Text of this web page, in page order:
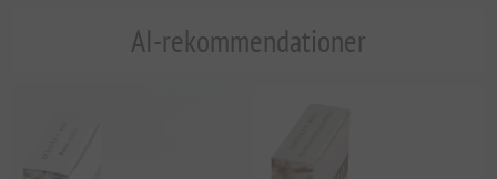
AI-rekommendationer